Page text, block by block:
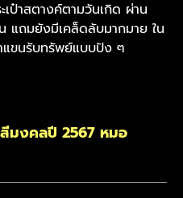
เป๋าสตางค์ตามวันเกิด ผ่าน
แถมยังมีเคล็ดลับมากมาย ใน
แขนรับทรัพย์แบบปัง ๆ
สีมงคลปี 2567 หมอ